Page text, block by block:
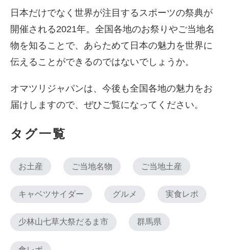
日本だけでなく世界が注目するスポーツの祭典が
開催される2021年。全国各地のお祭りやご当地名
物を知ることで、あらためて日本の魅力を世界に
伝えることができるのではないでしょうか。
オマツリジャパンは、今後も全国各地の魅力をお
届けしますので、ぜひご覧になってください。
タグ一覧
お土産 ご当地名物 ご当地土産
キャベツサイダー グルメ 実食レポ
少林山七草大祭だるま市 群馬県